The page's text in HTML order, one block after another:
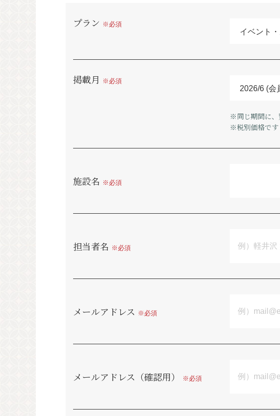
プラン ※必須
掲載月 ※必須
※同じ期間に、
※税別価格です
施設名 ※必須
担当者名 ※必須
メールアドレス ※必須
メールアドレス（確認用） ※必須